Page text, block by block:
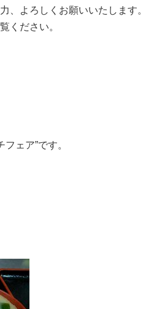
、よろしくお願いいたします。
ください。
ェア”です。